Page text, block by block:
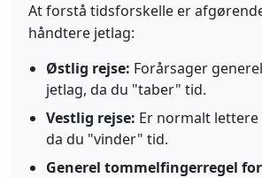
At forstå tidsforskelle er
håndtere jetlag:
Østlig rejse: Forårsager
jetlag, da du "taber" tid.
Vestlig rejse: Er normalt lettere
da du "vinder" tid.
Generel tommelfingerregel